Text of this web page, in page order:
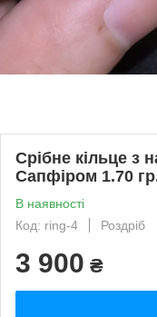
Срібне кільце з
Сапфіром 1.70
В наявності
Код: ring-4
Роздріб
3 900 ₴